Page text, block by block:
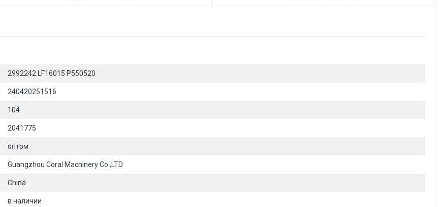
2992242 LF16015 P550520
240420251516
104
2041775
оптом
Guangzhou Coral Machinery Co.,LTD
China
в наличии